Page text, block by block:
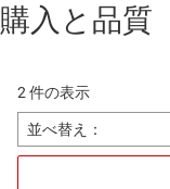
購入と品質